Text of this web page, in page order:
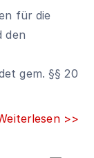
für die
den
gem. §§ 20
>>